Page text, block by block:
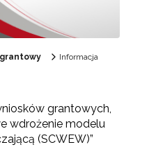
Informacja
grantowych,
wdrożenie modelu
(SCWEW)”